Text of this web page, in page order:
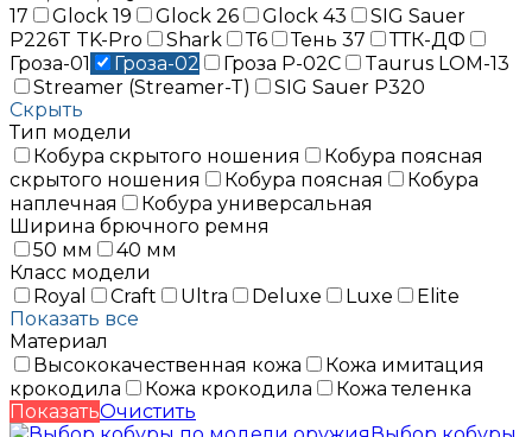
17
Glock 19 Glock 26 Glock 43
SIG Sauer
P226T TK-Pro
Shark Т6 Тень 37
ТТК-ДФ
Гроза-01
Гроза-02 Гроза Р-02С
Taurus LOM-13
Streamer (Streamer-T)
SIG Sauer P320
Скрыть
Тип модели
Кобура скрытого ношения
Кобура поясная
скрытого ношения
Кобура поясная
Кобура
наплечная
Кобура универсальная
Ширина брючного ремня
50 мм
40 мм
Класс модели
Royal
Craft Ultra Deluxe Luxe
Elite
Показать все
Материал
Высококачественная кожа
Кожа имитация
крокодила
Кожа крокодила
Кожа теленка
ПоказатьОчистить